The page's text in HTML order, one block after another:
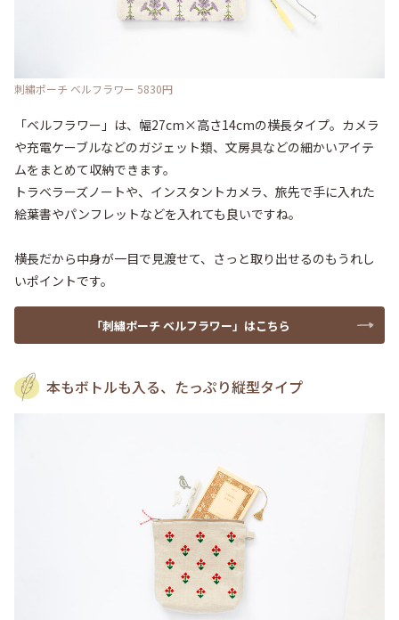
刺繡ポーチ ベルフラワー 5830円
「ベルフラワー」は、幅27cm×高さ14cmの横長タイプ。カメラ
や充電ケーブルなどのガジェット類、文房具などの細かいアイテ
ムをまとめて収納できます。
トラベラーズノートや、インスタントカメラ、旅先で手に入れた
絵葉書やパンフレットなどを入れても良いですね。
横長だから中身が一目で見渡せて、さっと取り出せるのもうれし
いポイントです。
「刺繡ポーチ ベルフラワー」はこちら
本もボトルも入る、たっぷり縦型タイプ